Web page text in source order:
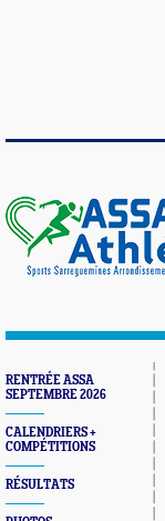
RENTRÉE ASSA
SEPTEMBRE 2026
CALENDRIERS +
COMPÉTITIONS
RÉSULTATS